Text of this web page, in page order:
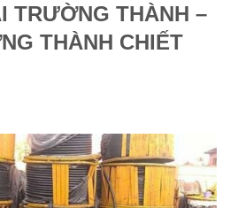
TRƯỜNG THÀNH –
THÀNH CHIẾT